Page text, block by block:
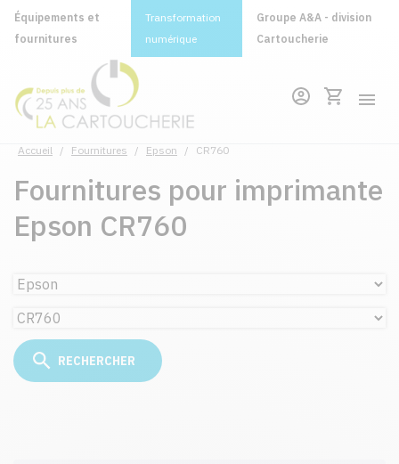
Équipements et
fournitures
Transformation
numérique
Groupe A&A - division
Cartoucherie
Accueil / Fournitures / Epson / CR760
Fournitures pour imprimante
Epson CR760